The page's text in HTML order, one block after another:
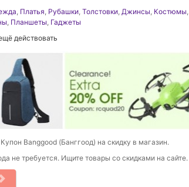
, Платья, Рубашки, Толстовки, Джинсы, Костюмы,
, Планшеты, Гаджеты
действовать
Banggood (Банггоод) на скидку в магазин.
не требуется. Ищите товары со скидками на сайте.